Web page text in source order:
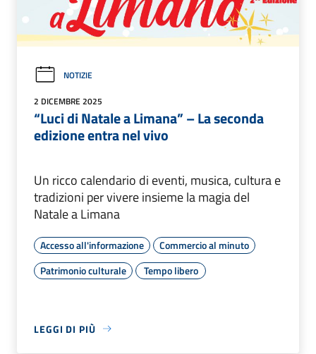
NOTIZIE
2 DICEMBRE 2025
“Luci di Natale a Limana” – La seconda
edizione entra nel vivo
Un ricco calendario di eventi, musica, cultura e
tradizioni per vivere insieme la magia del
Natale a Limana
Accesso all'informazione
Commercio al minuto
Patrimonio culturale
Tempo libero
LEGGI DI PIÙ